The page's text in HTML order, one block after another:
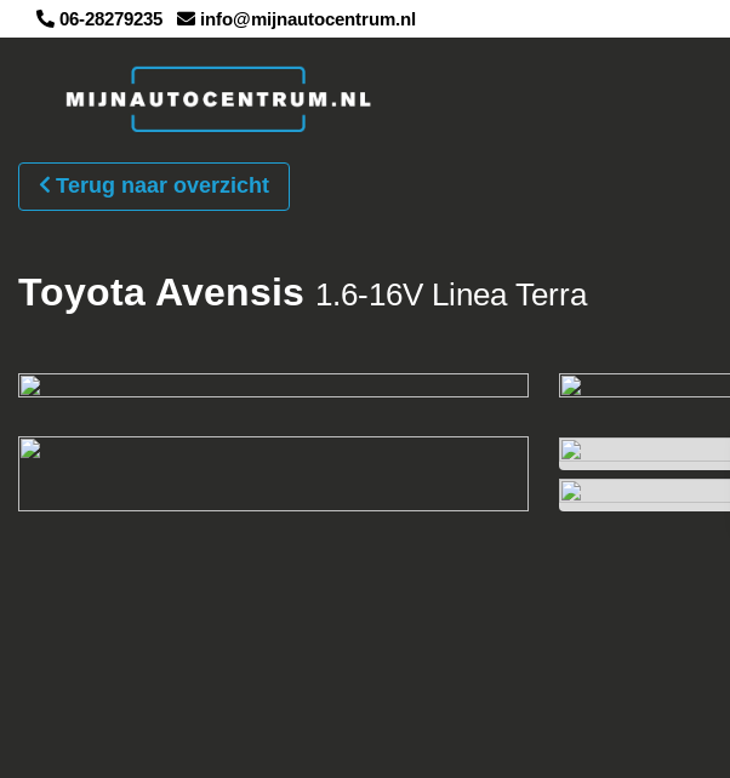
06-28279235 info@mijnautocentrum.nl
Terug naar overzicht
Toyota Avensis 1.6-16V Linea Terra